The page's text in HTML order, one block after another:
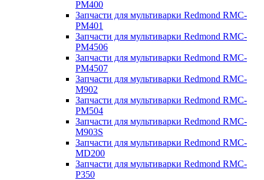
PM400
Запчасти для мультиварки Redmond RMC-
PM401
Запчасти для мультиварки Redmond RMC-
PM4506
Запчасти для мультиварки Redmond RMC-
PM4507
Запчасти для мультиварки Redmond RMC-
M902
Запчасти для мультиварки Redmond RMC-
PM504
Запчасти для мультиварки Redmond RMC-
M903S
Запчасти для мультиварки Redmond RMC-
MD200
Запчасти для мультиварки Redmond RMC-
P350